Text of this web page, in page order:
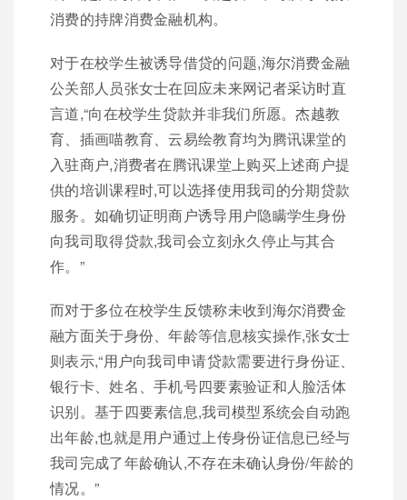
消费的持牌消费金融机构。
对于在校学生被诱导借贷的问题,海尔消费金融
公关部人员张女士在回应未来网记者采访时直
言道,“向在校学生贷款并非我们所愿。杰越教
育、插画喵教育、云易绘教育均为腾讯课堂的
入驻商户,消费者在腾讯课堂上购买上述商户提
供的培训课程时,可以选择使用我司的分期贷款
服务。如确切证明商户诱导用户隐瞒学生身份
向我司取得贷款,我司会立刻永久停止与其合
作。”
而对于多位在校学生反馈称未收到海尔消费金
融方面关于身份、年龄等信息核实操作,张女士
则表示,“用户向我司申请贷款需要进行身份证、
银行卡、姓名、手机号四要素验证和人脸活体
识别。基于四要素信息,我司模型系统会自动跑
出年龄,也就是用户通过上传身份证信息已经与
我司完成了年龄确认,不存在未确认身份/年龄的
情况。”